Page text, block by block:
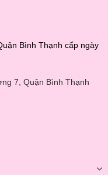
Bình Thạnh cấp ngày
7, Quận Bình Thạnh